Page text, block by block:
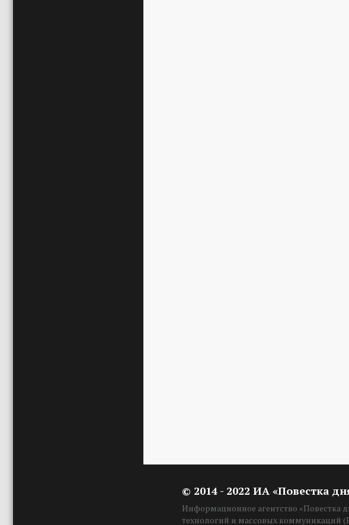
© 2014 - 2022 ИА «Повестка
Информационное агентство «Повестка
технологий и массовых коммуникаций